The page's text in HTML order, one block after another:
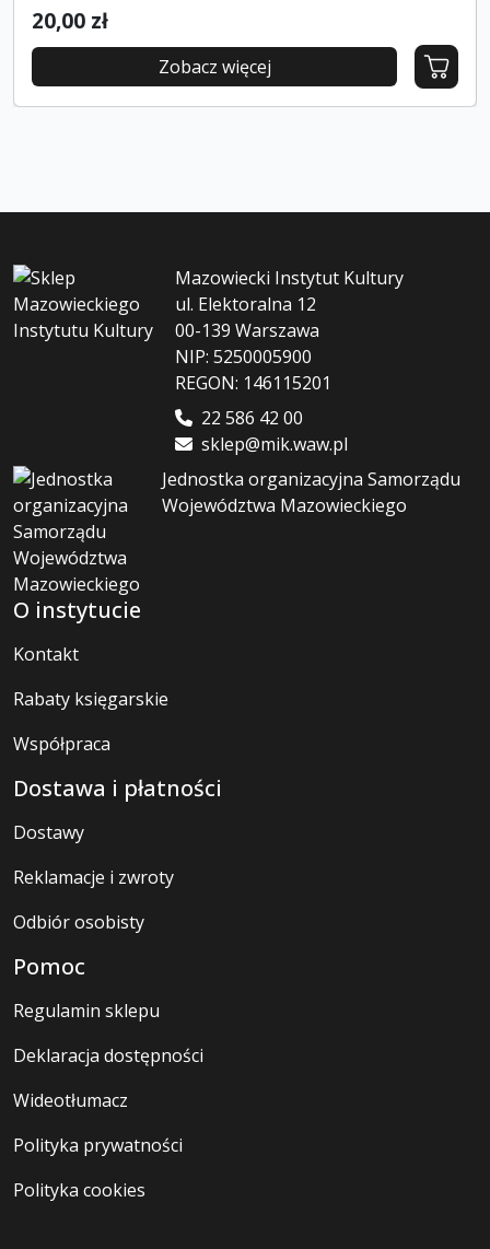
20,00 zł
Zobacz więcej
Mazowiecki Instytut Kultury
ul. Elektoralna 12
00-139 Warszawa
NIP: 5250005900
REGON: 146115201
22 586 42 00
sklep@mik.waw.pl
Jednostka organizacyjna Samorządu
Województwa Mazowieckiego
O instytucie
Kontakt
Rabaty księgarskie
Współpraca
Dostawa i płatności
Dostawy
Reklamacje i zwroty
Odbiór osobisty
Pomoc
Regulamin sklepu
Deklaracja dostępności
Wideotłumacz
Polityka prywatności
Polityka cookies